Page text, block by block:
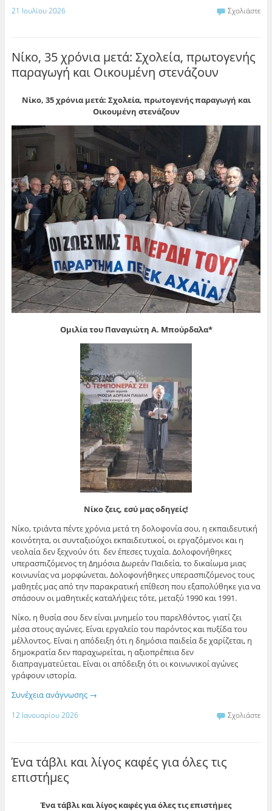
21 Ιουλίου 2026 Σχολιάστε
Νίκο, 35 χρόνια μετά: Σχολεία, πρωτογενής
παραγωγή και Οικουμένη στενάζουν
Νίκο, 35 χρόνια μετά: Σχολεία, πρωτογενής παραγωγή και
Οικουμένη στενάζουν
Ομιλία του Παναγιώτη Α. Μπούρδαλα*
Νίκο ζεις, εσύ μας οδηγείς!
Νίκο, τριάντα πέντε χρόνια μετά τη δολοφονία σου, η εκπαιδευτική
κοινότητα, οι συνταξιούχοι εκπαιδευτικοί, οι εργαζόμενοι και η
νεολαία δεν ξεχνούν ότι δεν έπεσες τυχαία. Δολοφονήθηκες
υπερασπιζόμενος τη Δημόσια Δωρεάν Παιδεία, το δικαίωμα μιας
κοινωνίας να μορφώνεται. Δολοφονήθηκες υπερασπιζόμενος τους
μαθητές μας από την παρακρατική επίθεση που εξαπολύθηκε για να
σπάσουν οι μαθητικές καταλήψεις τότε, μεταξύ 1990 και 1991.
Νίκο, η θυσία σου δεν είναι μνημείο του παρελθόντος, γιατί ζει
μέσα στους αγώνες. Είναι εργαλείο του παρόντος και πυξίδα του
μέλλοντος. Είναι η απόδειξη ότι η δημόσια παιδεία δε χαρίζεται, η
δημοκρατία δεν παραχωρείται, η αξιοπρέπεια δεν
διαπραγματεύεται. Είναι οι απόδειξη ότι οι κοινωνικοί αγώνες
γράφουν ιστορία.
Συνέχεια ανάγνωσης →
12 Ιανουαρίου 2026 Σχολιάστε
Ένα τάβλι και λίγος καφές για όλες τις
επιστήμες
Ένα τάβλι και λίγος καφές για όλες τις επιστήμες